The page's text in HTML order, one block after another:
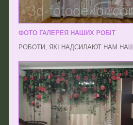
ФОТО ГАЛЕРЕЯ НАШИХ РОБІТ
РОБОТИ, ЯКІ НАДСИЛАЮТ НАМ